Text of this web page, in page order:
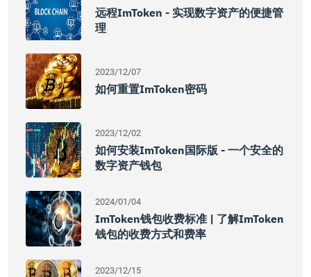
远程imToken - 实现数字资产的便捷管
理
2023/12/07
如何重置imToken密码
2023/12/02
如何安装imToken国际版 - 一个安全的
数字资产钱包
2024/01/04
ImToken钱包收费标准 | 了解imToken
钱包的收费方式和费率
2023/12/15